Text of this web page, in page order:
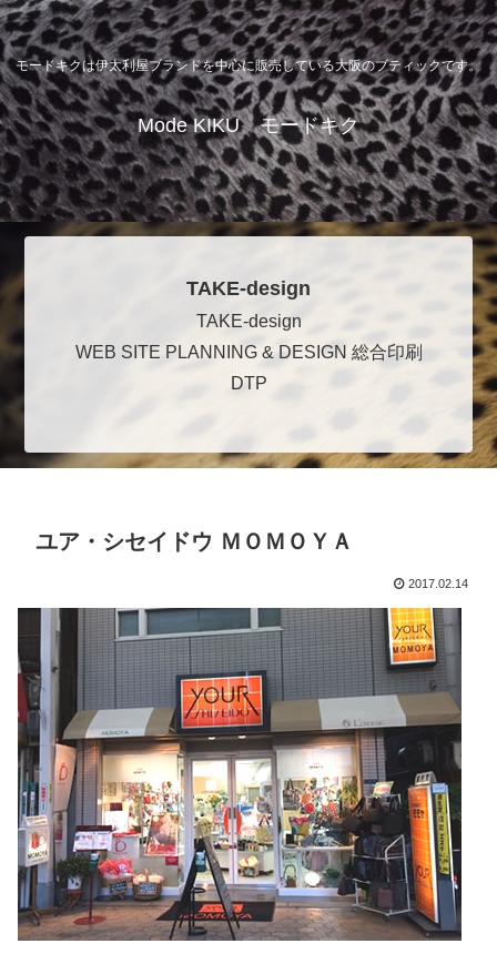
モードキクは伊太利屋ブランドを中心に販売している大阪のブティックです。
Mode KIKU モードキク
TAKE-design
TAKE-design
WEB SITE PLANNING & DESIGN 総合印刷
DTP
ユア・シセイドウ ＭＯＭＯＹＡ
2017.02.14